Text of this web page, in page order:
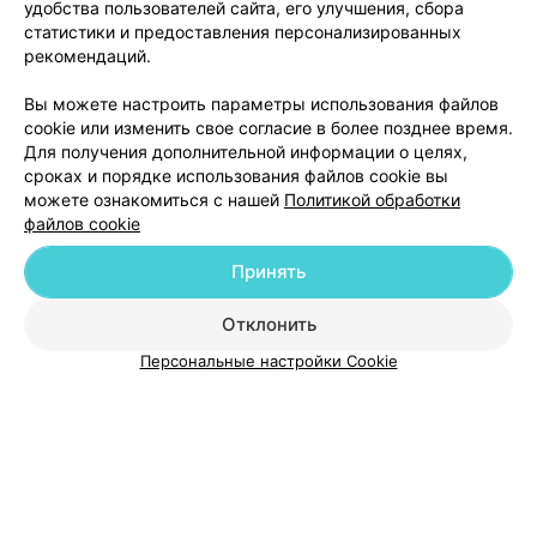
приема выставила (она же...) 60р. Либо заранее
специально не сообщают итоговую более высокую
цену, либо включают без вашего ведома и согласия
понял, почему у них рейтинг 3 звезды на другом
источнике...
Отзывы167 Все адреса
Ещё 1 адрес
Добавить компанию
Добавить специалиста
удобства пользователей сайта, его улучшения, сбора
статистики и предоставления персонализированных
рекомендаций.
Вы можете настроить параметры использования файлов
cookie или изменить свое согласие в более позднее время.
Для получения дополнительной информации о целях,
сроках и порядке использования файлов cookie вы
можете ознакомиться с нашей Политикой обработки
файлов cookie
Отклонить
Принять
Персональные настройки Cookie